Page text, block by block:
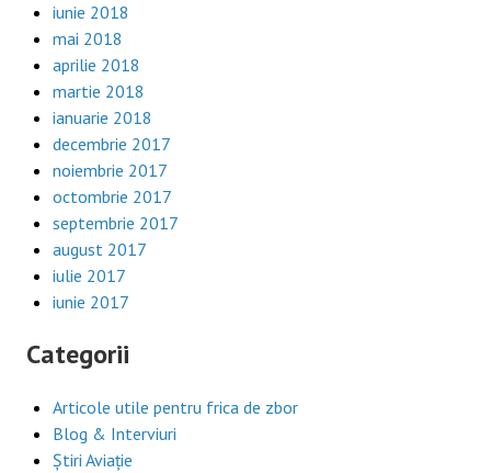
iunie 2018
mai 2018
aprilie 2018
martie 2018
ianuarie 2018
decembrie 2017
noiembrie 2017
octombrie 2017
septembrie 2017
august 2017
iulie 2017
iunie 2017
Categorii
Articole utile pentru frica de zbor
Blog & Interviuri
Știri Aviație